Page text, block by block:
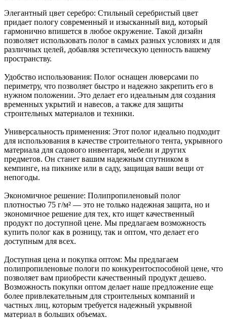
Элегантный цвет серебро: Стильный серебристый цвет
придает пологу современный и изысканный вид, который
гармонично впишется в любое окружение. Такой дизайн
позволяет использовать полог в самых разных условиях и для
различных целей, добавляя эстетическую ценность вашему
пространству.
Удобство использования: Полог оснащен люверсами по
периметру, что позволяет быстро и надежно закрепить его в
нужном положении. Это делает его идеальным для создания
временных укрытий и навесов, а также для защиты
строительных материалов и техники.
Универсальность применения: Этот полог идеально подходит
для использования в качестве строительного тента, укрывного
материала для садового инвентаря, мебели и других
предметов. Он станет вашим надежным спутником в
кемпинге, на пикнике или в саду, защищая ваши вещи от
непогоды.
Экономичное решение: Полипропиленовый полог
плотностью 75 г/м² — это не только надежная защита, но и
экономичное решение для тех, кто ищет качественный
продукт по доступной цене. Мы предлагаем возможность
купить полог как в розницу, так и оптом, что делает его
доступным для всех.
Доступная цена и покупка оптом: Мы предлагаем
полипропиленовые пологи по конкурентоспособной цене, что
позволяет вам приобрести качественный продукт дешево.
Возможность покупки оптом делает наше предложение еще
более привлекательным для строительных компаний и
частных лиц, которым требуется надежный укрывной
материал в больших объемах.